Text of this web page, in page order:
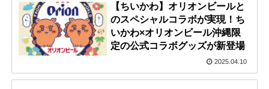
【ちいかわ】オリオンビールと
のスペシャルコラボが実現！ち
いかわ×オリオンビール沖縄限
定の公式コラボグッズが新登場
2025.04.10